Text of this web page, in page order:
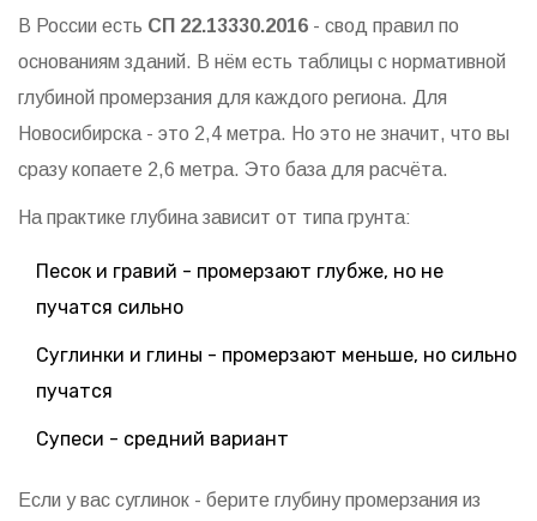
В России есть СП 22.13330.2016 - свод правил по
основаниям зданий. В нём есть таблицы с нормативной
глубиной промерзания для каждого региона. Для
Новосибирска - это 2,4 метра. Но это не значит, что вы
сразу копаете 2,6 метра. Это база для расчёта.
На практике глубина зависит от типа грунта:
Песок и гравий - промерзают глубже, но не
пучатся сильно
Суглинки и глины - промерзают меньше, но сильно
пучатся
Супеси - средний вариант
Если у вас суглинок - берите глубину промерзания из